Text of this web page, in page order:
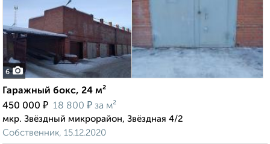
6
Гаражный бокс, 24 м²
450 000 ₽ 18 800 ₽ за м²
мкр. Звёздный микрорайон, Звёздная 4/2
Собственник, 15.12.2020